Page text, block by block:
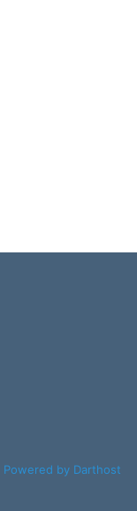
Powered by Darthost